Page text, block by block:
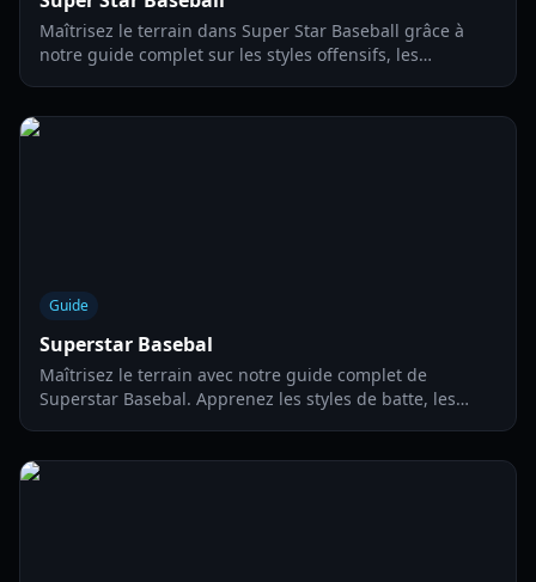
Maîtrisez le terrain dans Super Star Baseball grâce à
notre guide complet sur les styles offensifs, les
Guide
Superstar Basebal
Maîtrisez le terrain avec notre guide complet de
Superstar Basebal. Apprenez les styles de batte, les